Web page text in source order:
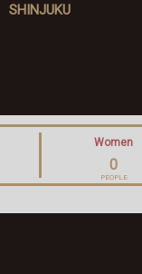
SHINJUKU
Women
0
PEOPLE